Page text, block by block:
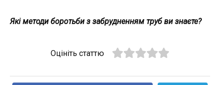
Які методи боротьби з забрудненням труб ви знаєте?
Оцініть статтю